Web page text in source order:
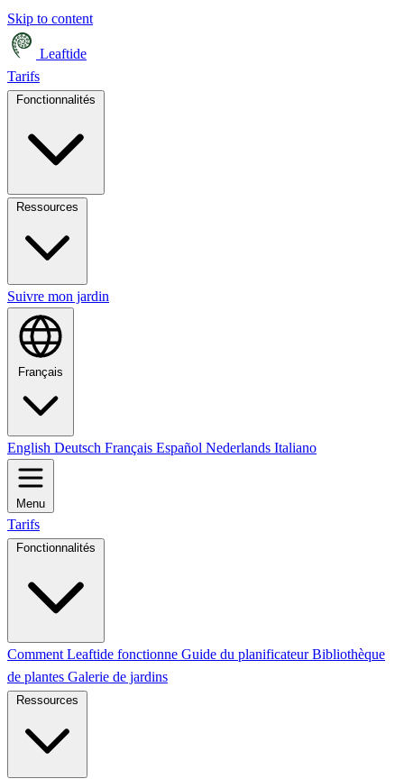
Skip to content
Leaftide
Tarifs
Suivre mon jardin
Français
English Deutsch Français Español Nederlands Italiano
Menu
Tarifs
Fonctionnalités
Comment Leaftide fonctionne Guide du planificateurBibliothèque
de plantes Galerie de jardins
Ressources